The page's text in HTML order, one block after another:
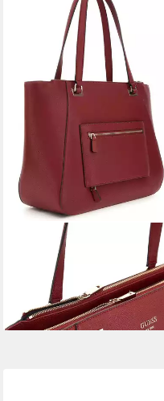
Schultertasche Tote
126,00 € UVP
lieferbar - in 2-3 Werktagen bei dir